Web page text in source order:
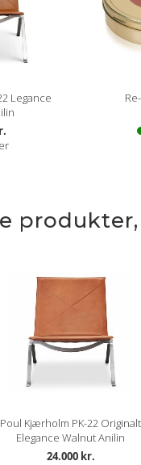
Legance
Poul Kjærholm PK-22 Originalt
Elegance Walnut Anilin
24.000 kr.